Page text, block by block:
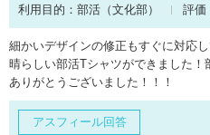
利用目的： 部活（文化部） 評価
細かいデザインの修正もすぐに対応
晴らしい部活Tシャツができました！
ありがとうございました！！！
アスフィール回答